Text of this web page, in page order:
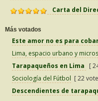
Carta del
Más votados
Este amor no es para
Lima, espacio urbano y
Tarapaqueños en Lima
[
Sociología del Fútbol [ 22
Descendientes de